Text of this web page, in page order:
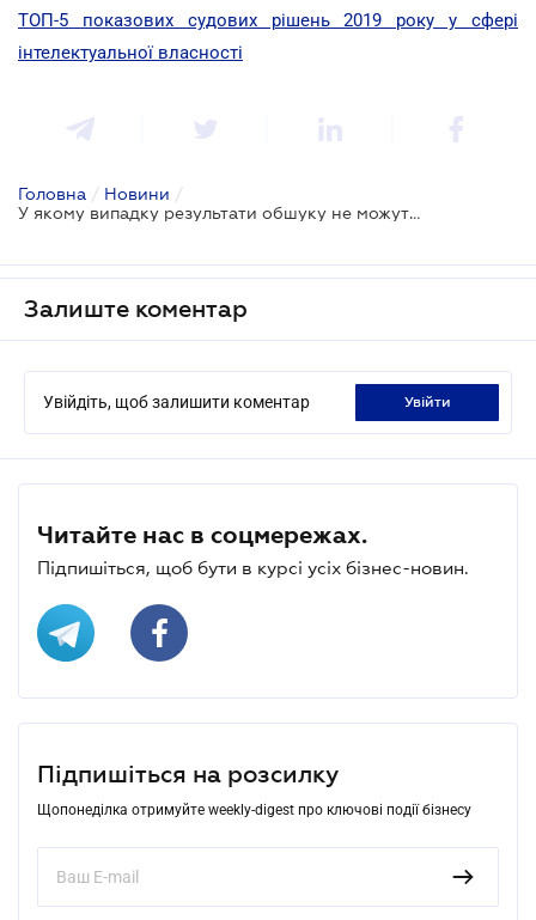
ТОП-5 показових судових рішень 2019 року у сфері
інтелектуальної власності
Головна / Новини /
У якому випадку результати обшуку не можуть бути доказами
Залиште коментар
Увійдіть, щоб залишити коментар увійти
Читайте нас в соцмережах.
Підпишіться, щоб бути в курсі усіх бізнес-новин.
Підпишіться на розсилку
Щопонеділка отримуйте weekly-digest про ключові події бізнесу